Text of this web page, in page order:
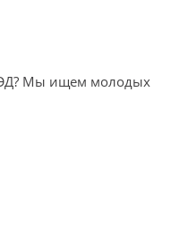
Мы ищем молодых